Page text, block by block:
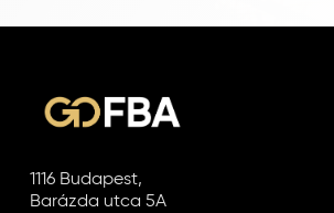
1116 Budapest,
Barázda utca 5A